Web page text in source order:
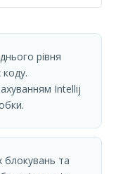
рівня
Intellij
блокувань та